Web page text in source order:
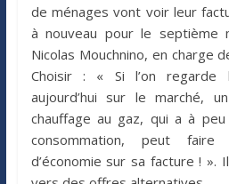
de ménages vont voir leur
à nouveau pour le septième
Nicolas Mouchnino, en charge
Choisir : « Si l’on regarde
aujourd’hui sur le marché,
chauffage au gaz, qui a à
consommation, peut faire
d’économie sur sa facture ! ».